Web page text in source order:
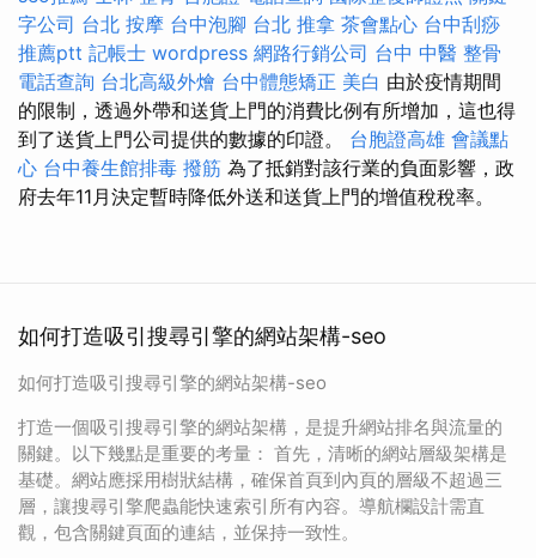
字公司 台北 按摩 台中泡腳 台北 推拿 茶會點心 台中刮痧
推薦ptt 記帳士 wordpress 網路行銷公司 台中 中醫 整骨
電話查詢 台北高級外燴 台中體態矯正 美白 由於疫情期間
的限制，透過外帶和送貨上門的消費比例有所增加，這也得
到了送貨上門公司提供的數據的印證。 台胞證高雄 會議點
心 台中養生館排毒 撥筋 為了抵​​銷對該行業的負面影響，政
府去年11月決定暫時降低外送和送貨上門的增值稅稅率。
如何打造吸引搜尋引擎的網站架構-seo
如何打造吸引搜尋引擎的網站架構-seo
打造一個吸引搜尋引擎的網站架構，是提升網站排名與流量的
關鍵。以下幾點是重要的考量： 首先，清晰的網站層級架構是
基礎。網站應採用樹狀結構，確保首頁到內頁的層級不超過三
層，讓搜尋引擎爬蟲能快速索引所有內容。導航欄設計需直
觀，包含關鍵頁面的連結，並保持一致性。